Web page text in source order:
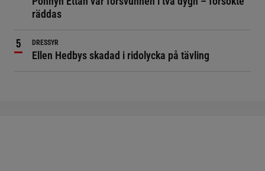
räddas
DRESSYR
Ellen Hedbys skadad i ridolycka på tävling